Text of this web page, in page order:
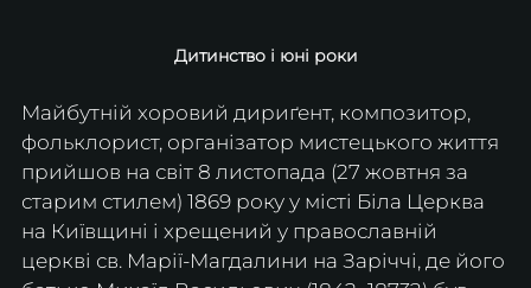
Дитинство і юні роки
Майбутній хоровий дириґент, композитор,
фольклорист, організатор мистецького життя
прийшов на світ 8 листопада (27 жовтня за
старим стилем) 1869 року у місті Біла Церква
на Київщині і хрещений у православній
церкві св. Марії-Магдалини на Заріччі, де його